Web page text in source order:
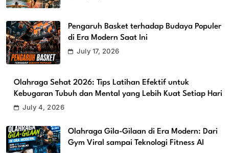
Pengaruh Basket terhadap Budaya Populer
di Era Modern Saat Ini
July 17, 2026
Olahraga Sehat 2026: Tips Latihan Efektif untuk
Kebugaran Tubuh dan Mental yang Lebih Kuat Setiap Hari
July 4, 2026
Olahraga Gila-Gilaan di Era Modern: Dari
Gym Viral sampai Teknologi Fitness AI